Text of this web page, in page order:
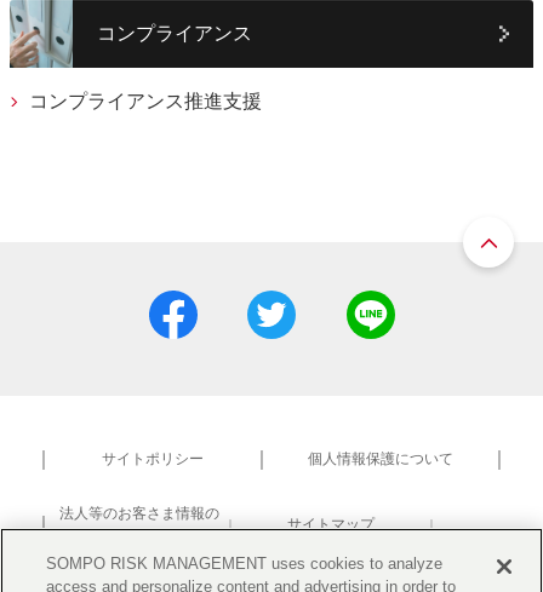
コンプライアンス
コンプライアンス推進支援
サイトポリシー 個人情報保護について
法人等のお客さま情報の
共同利用について
サイトマップ
研究活動における不正防止
SOMPO RISK MANAGEMENT uses cookies to analyze
access and personalize content and advertising in order to